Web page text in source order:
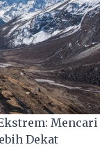
Mencari
Dekat